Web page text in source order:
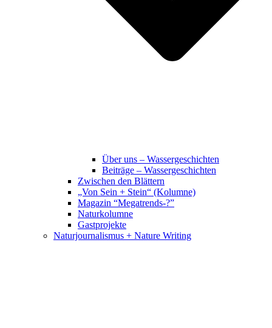
Über uns – Wassergeschichten
Beiträge – Wassergeschichten
Zwischen den Blättern
„Von Sein + Stein“ (Kolumne)
Magazin “Megatrends-?”
Naturkolumne
Gastprojekte
Naturjournalismus + Nature Writing